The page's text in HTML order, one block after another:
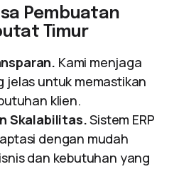
Pembuatan
Timur
Kami menjaga
jelas untuk memastikan
klien.
Skalabilitas.Sistem ERP
dengan mudah
dan kebutuhan yang